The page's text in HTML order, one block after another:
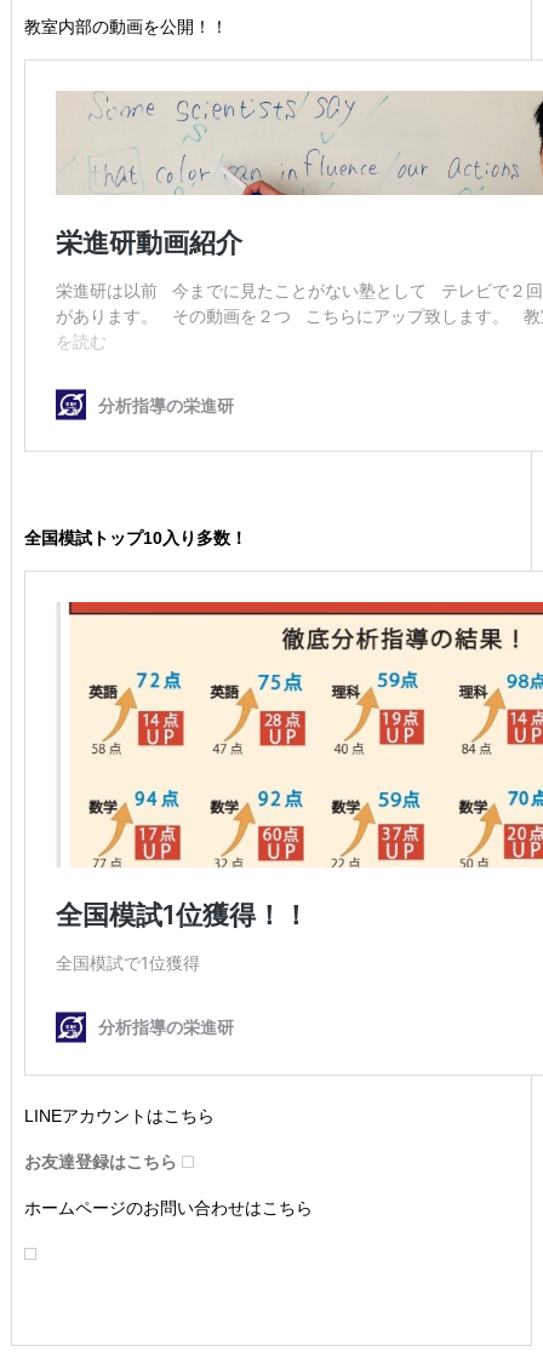
教室内部の動画を公開！！
全国模試トップ10入り多数！
LINEアカウントはこちら
お友達登録はこちら
ホームページのお問い合わせはこちら